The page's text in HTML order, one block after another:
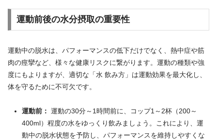
運動前後の水分摂取の重要性
運動中の脱水は、パフォーマンスの低下だけでなく、熱中症や筋
肉の痙攣など、様々な健康リスクに繋がります。運動の種類や強
度にもよりますが、適切な「水 飲み方」は運動効果を最大化し、
体を守るために不可欠です。
運動前： 運動の30分～1時間前に、コップ1～2杯（200～
400ml）程度の水をゆっくり飲みましょう。これにより、運
動中の脱水状態を予防し、パフォーマンスを維持しやすくな